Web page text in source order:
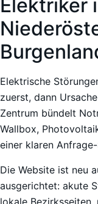
Elektriker
Elektrische
zuerst, dann
Zentrum bündelt
Wallbox,
einer klaren
Die Website ist neu
ausgerichtet: akute
lokale